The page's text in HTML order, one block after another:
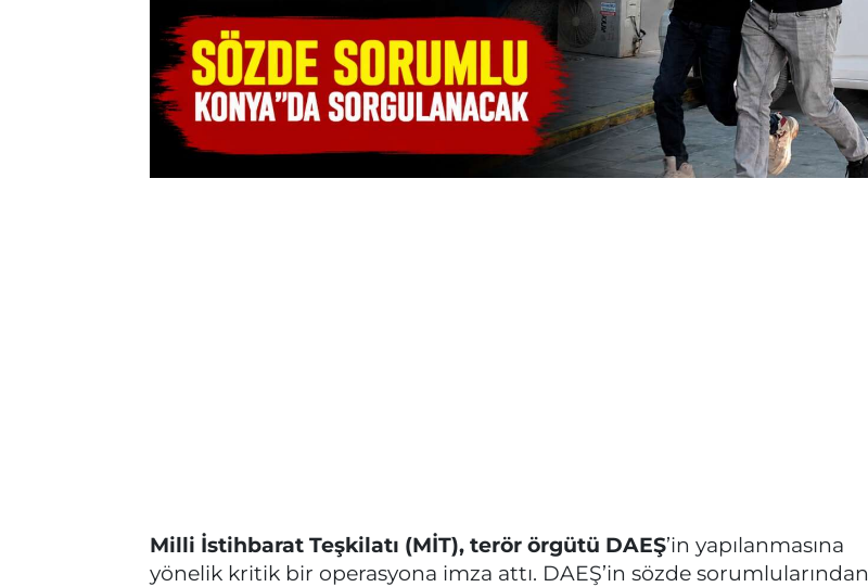
Milli İstihbarat Teşkilatı (MİT), terör örgütü DAEŞ’in yapılanmasına
yönelik kritik bir operasyona imza attı. DAEŞ’in sözde sorumlularından